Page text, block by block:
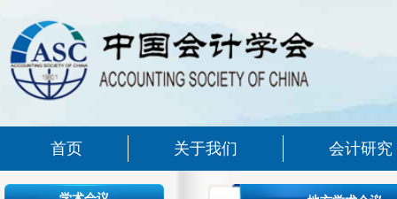
首页 关于我们 会计研究